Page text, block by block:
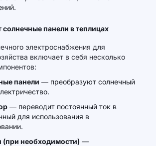
солнечные панели в теплицах
электроснабжения для
включает в себя несколько
панели — преобразуют солнечный
— переводит постоянный ток в
для использования в
(при необходимости) —